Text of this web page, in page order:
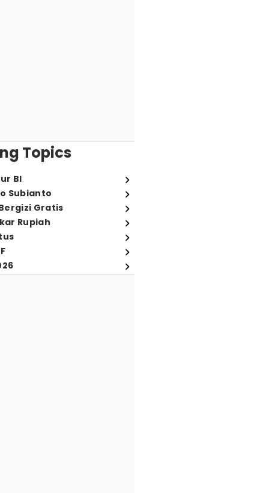
Topics
BI
Subianto
Gratis
Rupiah